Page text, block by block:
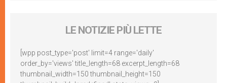
LE NOTIZIE PIÙ LETTE
[wpp post_type='post' limit=4 range='daily'
order_by='views' title_length=68 excerpt_length=68
thumbnail_width=150 thumbnail_height=150